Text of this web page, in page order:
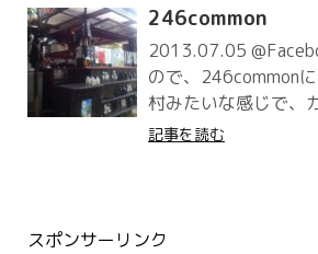
246common
2013.07.05
ので、246common
村みたいな感じで、
記事を読む
スポンサーリンク